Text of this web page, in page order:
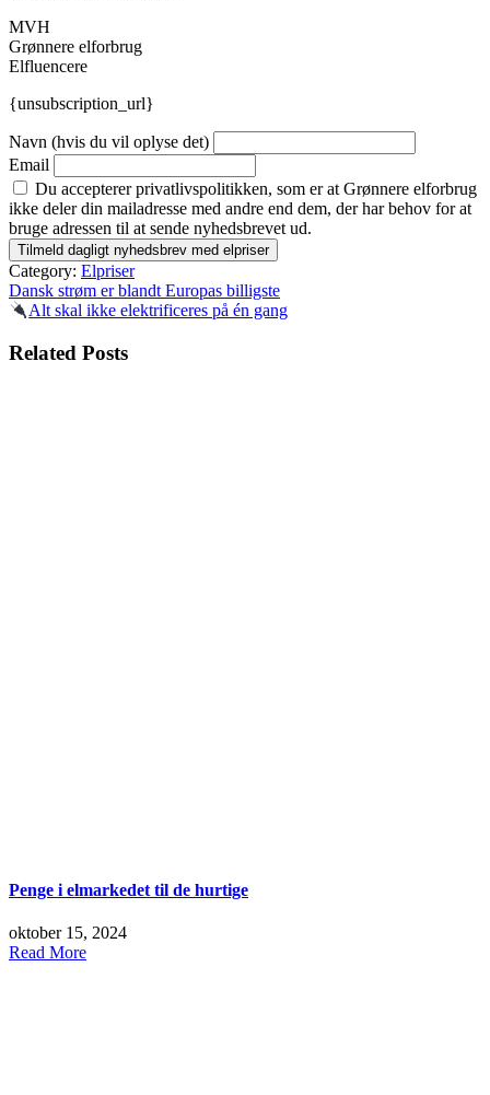
MVH
Grønnere elforbrug
Elfluencere
{unsubscription_url}
Navn (hvis du vil oplyse det)
Email
Du accepterer privatlivspolitikken, som er at Grønnere elforbrug
ikke deler din mailadresse med andre end dem, der har behov for at
bruge adressen til at sende nyhedsbrevet ud.
Category: Elpriser
Indlægsnavigation
Dansk strøm er blandt Europas billigste
Alt skal ikke elektrificeres på én gang
Related Posts
Penge i elmarkedet til de hurtige
oktober 15, 2024
Read More